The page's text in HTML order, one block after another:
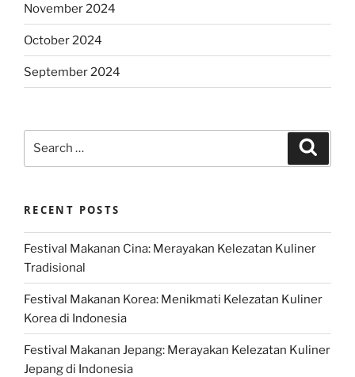
November 2024
October 2024
September 2024
RECENT POSTS
Festival Makanan Cina: Merayakan Kelezatan Kuliner
Tradisional
Festival Makanan Korea: Menikmati Kelezatan Kuliner
Korea di Indonesia
Festival Makanan Jepang: Merayakan Kelezatan Kuliner
Jepang di Indonesia